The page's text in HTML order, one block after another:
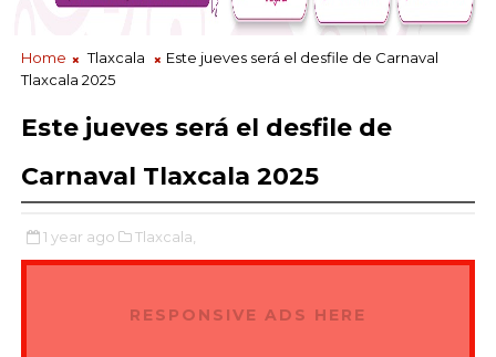
Home Tlaxcala
Este jueves será el desfile de Carnaval
Tlaxcala 2025
Este jueves será el desfile de
Carnaval Tlaxcala 2025
1 year ago Tlaxcala,
RESPONSIVE ADS HERE